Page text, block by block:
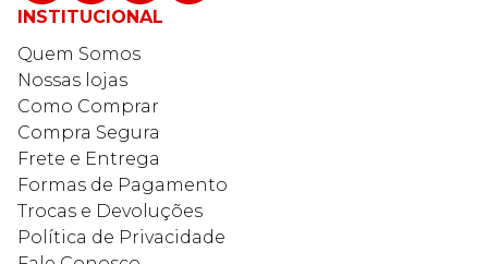
INSTITUCIONAL
Quem Somos
Nossas lojas
Como Comprar
Compra Segura
Frete e Entrega
Formas de Pagamento
Trocas e Devoluções
Política de Privacidade